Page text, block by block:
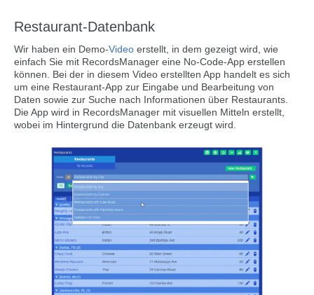
Restaurant-Datenbank
Wir haben ein Demo-Video erstellt, in dem gezeigt wird, wie
einfach Sie mit RecordsManager eine No-Code-App erstellen
können. Bei der in diesem Video erstellten App handelt es sich
um eine Restaurant-App zur Eingabe und Bearbeitung von
Daten sowie zur Suche nach Informationen über Restaurants.
Die App wird in RecordsManager mit visuellen Mitteln erstellt,
wobei im Hintergrund die Datenbank erzeugt wird.